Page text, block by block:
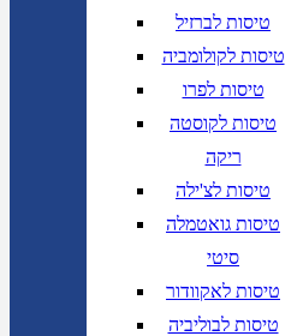
טיסות לברזיל
טיסות לקולומביה
טיסות לפרו
טיסות לקוסטה
ריקה
טיסות לצ'ילה
טיסות גואטמלה
סיטי
טיסות לאקוודור
טיסות לבוליביה